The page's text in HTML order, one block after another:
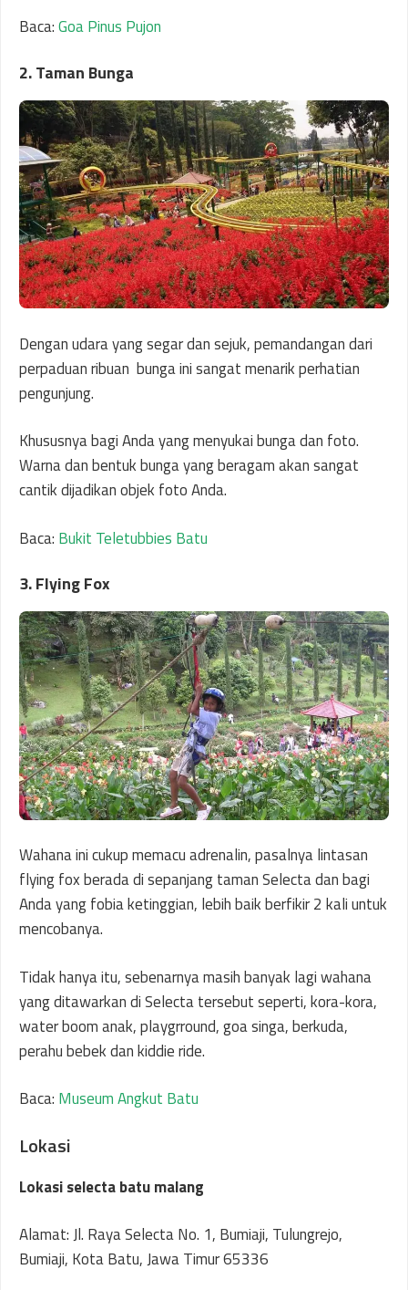
Baca:Goa Pinus Pujon
2. Taman Bunga
Dengan udara yang segar dan sejuk, pemandangan dari
perpaduan ribuan bunga ini sangat menarik perhatian
pengunjung.
Khususnya bagi Anda yang menyukai bunga dan foto.
Warna dan bentuk bunga yang beragam akan sangat
cantik dijadikan objek foto Anda.
Baca: Bukit Teletubbies Batu
3. Flying Fox
Wahana ini cukup memacu adrenalin, pasalnya lintasan
flying fox berada di sepanjang taman Selecta dan bagi
Anda yang fobia ketinggian, lebih baik berfikir 2 kali untuk
mencobanya.
Tidak hanya itu, sebenarnya masih banyak lagi wahana
yang ditawarkan di Selecta tersebut seperti, kora-kora,
water boom anak, playgrround, goa singa, berkuda,
perahu bebek dan kiddie ride.
Baca: Museum Angkut Batu
Lokasi
Lokasi selecta batu malang
Alamat: Jl. Raya Selecta No. 1, Bumiaji, Tulungrejo,
Bumiaji, Kota Batu, Jawa Timur 65336